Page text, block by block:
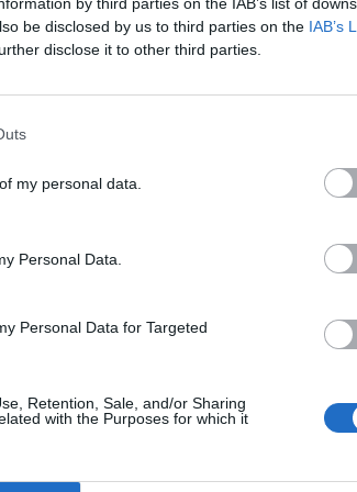
be disclosed by us to third parties on the IAB’s
disclose it to other third parties.
my personal data.
Personal Data.
Personal Data for Targeted
Retention, Sale, and/or Sharing
with the Purposes for which it
znerfiona, co znacznie osłabi wymiany
również otrzymały solidne cięcia
zyskały znacznie lepsze
Żelaznych Solari) zaoferuje teraz jeszcze
Czerwizostały podniesione. Gra
ADC i pomóc leśnikowi w walce o ten
niemal ekskluzywny przedmiot dla
(CC).
wymykali się spod kontroli w
"bruiser". Riot wymusza na nim powrót